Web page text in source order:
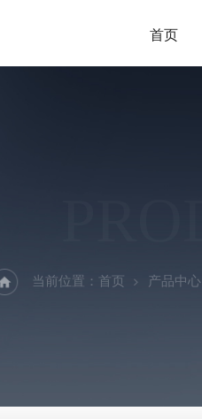
首页
当前位置： 首页 产品中心